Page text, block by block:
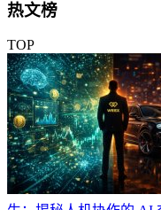
热文榜
TOP